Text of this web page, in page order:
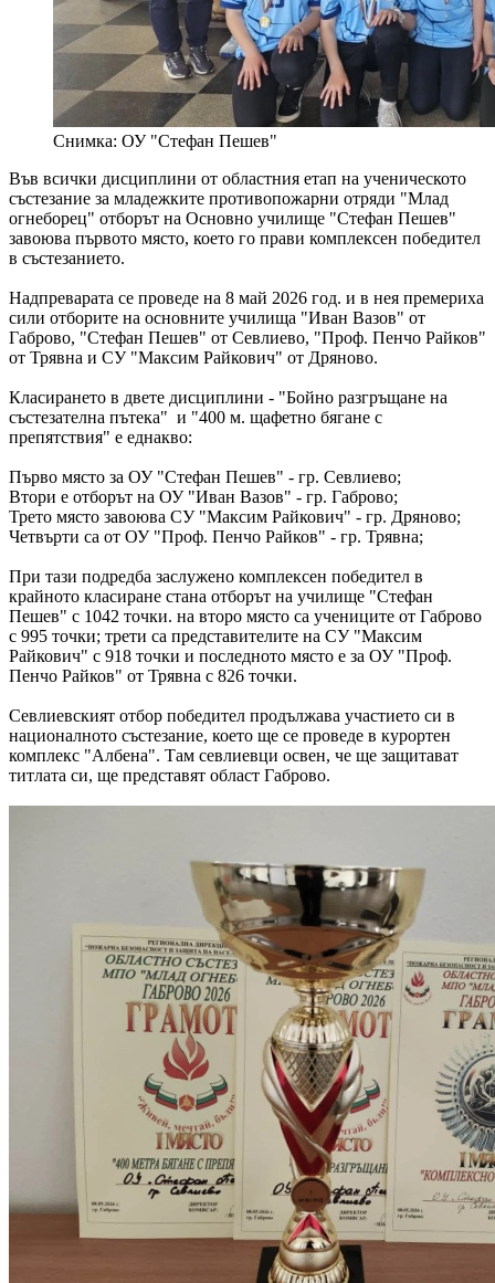
Снимка: ОУ "Стефан Пешев"
Във всички дисциплини от областния етап на ученическото
състезание за младежките противопожарни отряди "Млад
огнеборец" отборът на Основно училище "Стефан Пешев"
завоюва първото място, което го прави комплексен победител
в състезанието.
Надпреварата се проведе на 8 май 2026 год. и в нея премериха
сили отборите на основните училища "Иван Вазов" от
Габрово, "Стефан Пешев" от Севлиево, "Проф. Пенчо Райков"
от Трявна и СУ "Максим Райкович" от Дряново.
Класирането в двете дисциплини - "Бойно разгръщане на
състезателна пътека" и "400 м. щафетно бягане с
препятствия" е еднакво:
Първо място за ОУ "Стефан Пешев" - гр. Севлиево;
Втори е отборът на ОУ "Иван Вазов" - гр. Габрово;
Трето място завоюва СУ "Максим Райкович" - гр. Дряново;
Четвърти са от ОУ "Проф. Пенчо Райков" - гр. Трявна;
При тази подредба заслужено комплексен победител в
крайното класиране стана отборът на училище "Стефан
Пешев" с 1042 точки. на второ място са учениците от Габрово
с 995 точки; трети са представителите на СУ "Максим
Райкович" с 918 точки и последното място е за ОУ "Проф.
Пенчо Райков" от Трявна с 826 точки.
Севлиевският отбор победител продължава участието си в
националното състезание, което ще се проведе в курортен
комплекс "Албена". Там севлиевци освен, че ще защитават
титлата си, ще представят област Габрово.